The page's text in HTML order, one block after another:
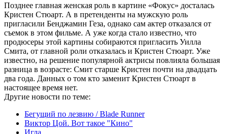
Позднее главная женская роль в картине «Фокус» досталась
Кристен Стюарт. А в претенденты на мужскую роль
пригласили Бенджамин Геза, однако сам актер отказался от
съемок в этом фильме. А уже когда стало известно, что
продюсеры этой картины собираются пригласить Уилла
Смита, от главной роли отказалась и Кристен Стюарт. Уже
известно, на решение популярной актрисы повлияла большая
разница в возрасте: Смит старше Кристен почти на двадцать
два года. Данных о том кто заменит Кристен Стюарт в
настоящее время нет.
Другие новости по теме:
Бегущий по лезвию / Blade Runner
Виктор Цой. Вот такое "Кино"
Игла